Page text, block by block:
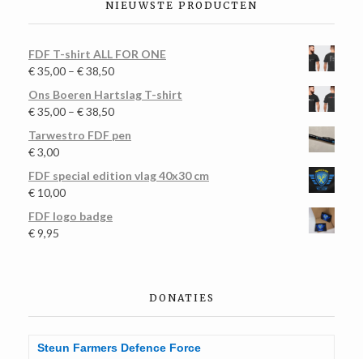
NIEUWSTE PRODUCTEN
FDF T-shirt ALL FOR ONE
€35,00 – €38,50
Ons Boeren Hartslag T-shirt
€35,00 – €38,50
Tarwestro FDF pen
€3,00
FDF special edition vlag 40x30 cm
€ 10,00
FDF logo badge
€9,95
DONATIES
Steun Farmers Defence Force